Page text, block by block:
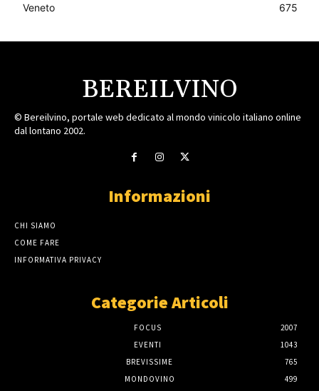
Veneto
675
BEREILVINO
© Bereilvino, portale web dedicato al mondo vinicolo italiano online
dal lontano 2002.
Informazioni
CHI SIAMO
COME FARE
INFORMATIVA PRIVACY
Categorie Articoli
FOCUS
2007
EVENTI
1043
BREVISSIME
765
MONDOVINO
499